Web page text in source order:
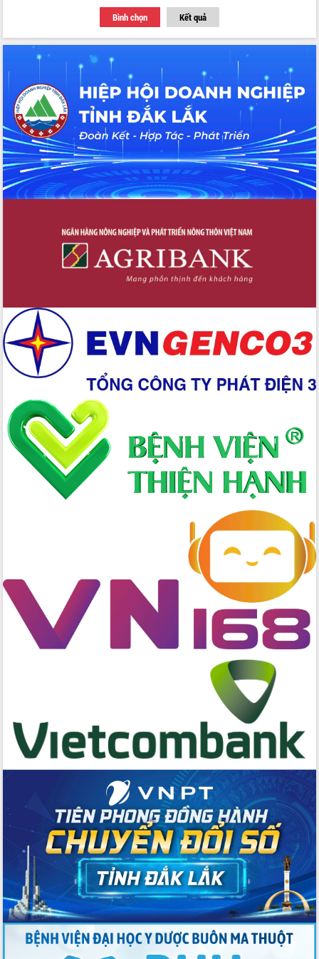
Thứ trưởng Bộ Y tế làm việc với tỉnh
Đắk Lắk về phát triển nhân lực y tế
cho trạm y tế cấp xã
Du lịch Đắk Lắk nâng tầm trải nghiệm
du khách thông qua Hệ thống cơ sở dữ
liệu và Bản đồ số
Tập huấn ứng dụng trí tuệ nhân tạo (AI)
trong thương mại điện tử năm 2026
Đoàn đại biểu Quốc hội tỉnh Đắk Lắk
trao đổi thông tin trước Kỳ họp thứ
nhất, Quốc hội khóa XVI
Quyết liệt cải cách hành chính, khơi
thông nguồn lực phát triển
tỉnh thông qua hiện đại hóa hành chính
Xã Ea Phê gắn cải cách hành chính với
Phó Chủ tịch Thường trực UBND tỉnh
tâm Phục vụ hành chính công xã Ea
Phê
Xây dựng nền hành chính số đồng
hành cùng nông dân dân, doanh nghiệp
Giai đoạn 2026-2030, Đắk Lắk phấn
đấu có 77% xã đạt chuẩn nông thôn
mới
Chuyển đổi số 'mở đường' cho nông
nghiệp Đắk Lắk tăng trưởng bứt phá
Triển khai đồng bộ đo đạc, lập hồ sơ
địa chính, hoàn thiện cơ sở dữ liệu đất
Ứng dụng sinh trắc học - Bước tiến
nghệ, hướng tới phát triển thủy sản
bền vững
Tập huấn nâng cao năng lực triển khai
chuyển đổi số cho cán bộ, công chức
cấp xã
tâm đạt được mục tiêu tăng trưởng
hai con số trong năm 2026
Tổ chức trang trọng Lễ hội Đền thờ
Lương Văn Chánh năm 2026
Phó Bí thư Tỉnh ủy Đắk Lắk Đỗ Hữu
Huy giữ chức Bí thư Đảng ủy Ủy Ban
Nhân dân tỉnh
Bệnh án điện tử thúc đẩy chuyển đổi
số y tế tại Đắk Lắk
Chuyển đổi số thư viện: Mở rộng
không gian tri thức trong thời đại số
Đánh giá, rút kinh nghiệm công tác tổ
chức diễn tập trước ngày bầu cử
Chương trình “Gặp gỡ hữu nghị –
Friendship Meeting New Year 2026”
Bình chọn Kết quả